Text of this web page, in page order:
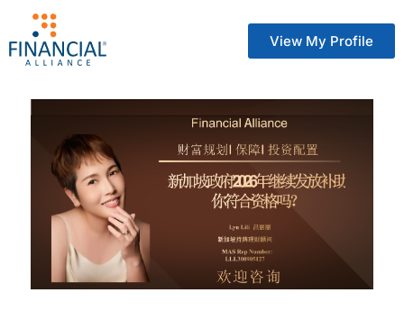
View My Profile